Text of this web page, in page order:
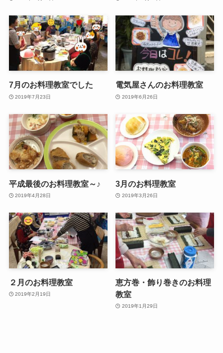
7月のお料理教室でした
2019年7月23日
電気屋さんのお料理教室
2019年6月26日
平成最後のお料理教室～♪
2019年4月28日
3月のお料理教室
2019年3月26日
２月のお料理教室
2019年2月19日
恵方巻・飾り巻きのお料理
教室
2019年1月29日